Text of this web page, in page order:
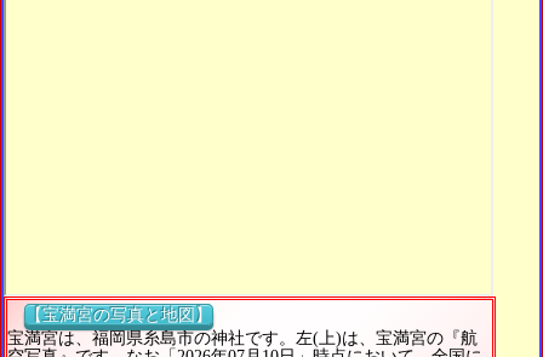
【宝満宮の写真と地図】
宝満宮は、福岡県糸島市の神社です。左(上)は、宝満宮の『航